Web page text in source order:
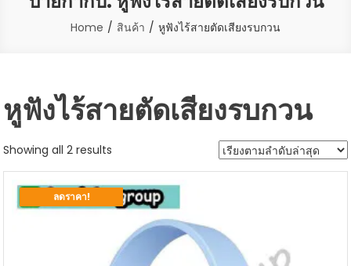
Home สินค้า หูฟังไร้สายตัดเสียงรบกวน
หูฟังไร้สายตัดเสียงรบกวน
Showing all 2 results
by
latest
ลดราคา!